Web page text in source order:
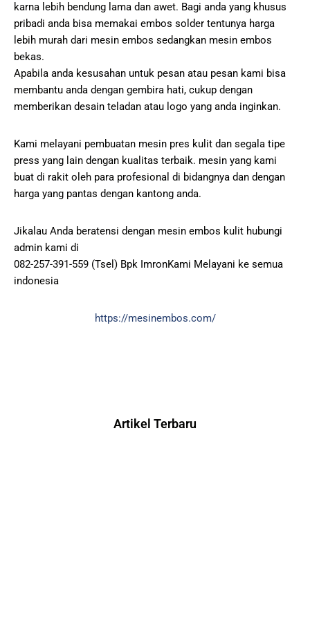
karna lebih bendung lama dan awet. Bagi anda yang khusus
pribadi anda bisa memakai embos solder tentunya harga
lebih murah dari mesin embos sedangkan mesin embos
bekas.
Apabila anda kesusahan untuk pesan atau pesan kami bisa
membantu anda dengan gembira hati, cukup dengan
memberikan desain teladan atau logo yang anda inginkan.
Kami melayani pembuatan mesin pres kulit dan segala tipe
press yang lain dengan kualitas terbaik. mesin yang kami
buat di rakit oleh para profesional di bidangnya dan dengan
harga yang pantas dengan kantong anda.
Jikalau Anda beratensi dengan mesin embos kulit hubungi
admin kami di
082-257-391-559 (Tsel) Bpk ImronKami Melayani ke semua
indonesia
https://mesinembos.com/
Artikel Terbaru